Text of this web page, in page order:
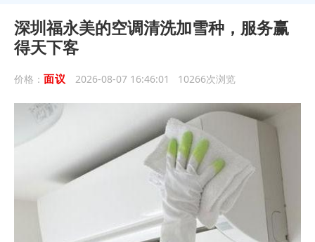
深圳福永美的空调清洗加雪种，服务赢
得天下客
价格： 面议 2026-08-07 16:46:01 10266次浏览